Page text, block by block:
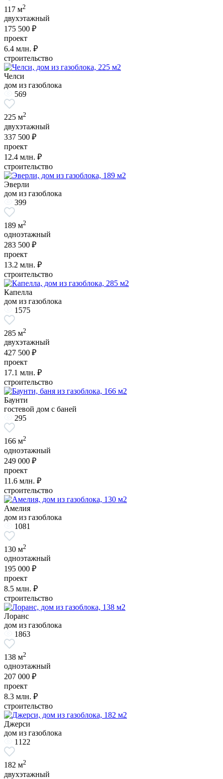
117 м2
двухэтажный
175 500 ₽
проект
6.4 млн. ₽
строительство
Челси
дом из газоблока
569
225 м2
двухэтажный
337 500 ₽
проект
12.4 млн. ₽
строительство
Эверли
дом из газоблока
399
189 м2
одноэтажный
283 500 ₽
проект
13.2 млн. ₽
строительство
Капелла
дом из газоблока
1575
285 м2
двухэтажный
427 500 ₽
проект
17.1 млн. ₽
строительство
Баунти
гостевой дом с баней
295
166 м2
одноэтажный
249 000 ₽
проект
11.6 млн. ₽
строительство
Амелия
дом из газоблока
1081
130 м2
одноэтажный
195 000 ₽
проект
8.5 млн. ₽
строительство
Лоранс
дом из газоблока
1863
138 м2
одноэтажный
207 000 ₽
проект
8.3 млн. ₽
строительство
Джерси
дом из газоблока
1122
182 м2
двухэтажный